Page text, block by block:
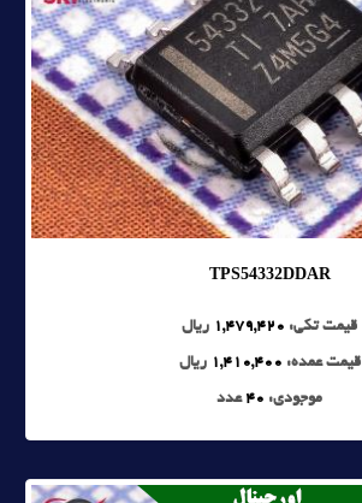
TPS54332DDAR
قیمت تکی: 1,479,420 ریال
قیمت عمده: 1,410,400 ریال
موجودی: 40 عدد